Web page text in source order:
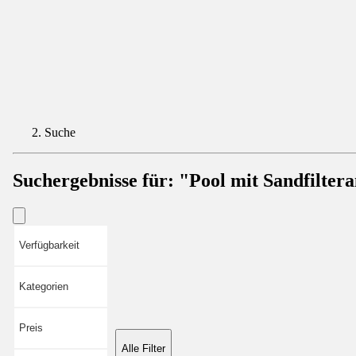
Suche
Suchergebnisse für: "Pool mit
Verfügbarkeit
Kategorien
Preis
Alle Filter